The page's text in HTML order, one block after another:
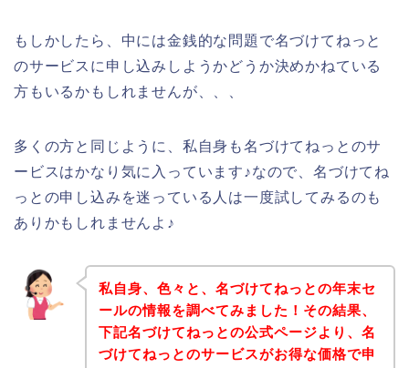
もしかしたら、中には金銭的な問題で名づけてねっと
のサービスに申し込みしようかどうか決めかねている
方もいるかもしれませんが、、、
多くの方と同じように、私自身も名づけてねっとのサ
ービスはかなり気に入っています♪なので、名づけてね
っとの申し込みを迷っている人は一度試してみるのも
ありかもしれませんよ♪
私自身、色々と、名づけてねっとの年末セ
ールの情報を調べてみました！その結果、
下記名づけてねっとの公式ページより、名
づけてねっとのサービスがお得な価格で申